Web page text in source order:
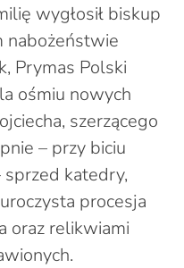
wygłosił biskup
nabożeństwie
Prymas Polski
ośmiu nowych
szerzącego
– przy biciu
katedry,
procesja
oraz relikwiami